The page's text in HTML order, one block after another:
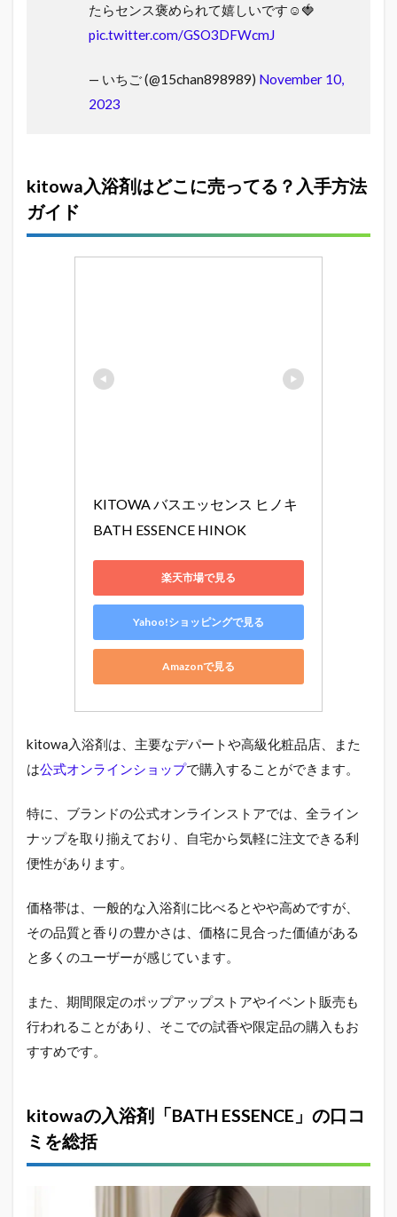
たらセンス褒められて嬉しいです☺️🍓
pic.twitter.com/GSO3DFWcmJ
— いちご (@15chan898989) November 10,
2023
kitowa入浴剤はどこに売ってる？入手方法
ガイド
KITOWA バスエッセンス ヒノキ
BATH ESSENCE HINOK
楽天市場で見る
Yahoo!ショッピングで見る
Amazonで見る
kitowa入浴剤は、主要なデパートや高級化粧品店、また
は公式オンラインショップで購入することができます。
特に、ブランドの公式オンラインストアでは、全ライン
ナップを取り揃えており、自宅から気軽に注文できる利
便性があります。
価格帯は、一般的な入浴剤に比べるとやや高めですが、
その品質と香りの豊かさは、価格に見合った価値がある
と多くのユーザーが感じています。
また、期間限定のポップアップストアやイベント販売も
行われることがあり、そこでの試香や限定品の購入もお
すすめです。
kitowaの入浴剤「BATH ESSENCE」の口コ
ミを総括